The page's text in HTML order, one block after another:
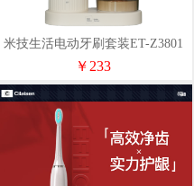
米技生活电动牙刷套装ET-Z3801
￥233